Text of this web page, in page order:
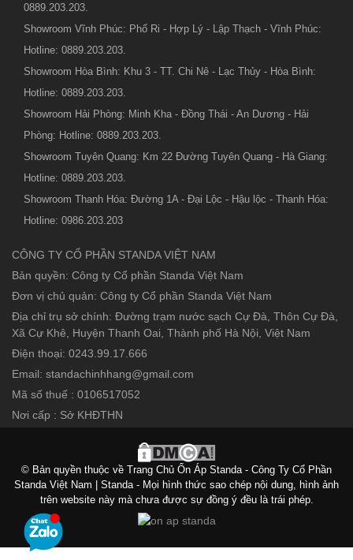
0889.203.203.
Showroom Vĩnh Phúc: Phố Ri - Hợp Lý - Lập Thạch - Vĩnh Phúc:
Hotline: 0889.203.203.
Showroom Hòa Bình: Khu 3 - TT. Chi Nê - Lạc Thủy - Hòa Bình:
Hotline: 0889.203.203.
Showroom Hải Phòng: Minh Kha - Đồng Thái - An Dương - Hải
Phòng: Hotline: 0889.203.203.
Showroom Tuyên Quang: Km 22 Đường Tuyên Quang - Hà Giang:
Hotline: 0889.203.203.
Showroom Thanh Hóa: Đường 1A - Đại Lộc - Hậu lộc - Thanh Hóa:
Hotline: 0986.203.203
CÔNG TY CỔ PHẦN STANDA VIỆT NAM
Bản quyền: Công ty Cổ phần Standa Việt Nam
Đơn vị chủ quản: Công ty Cổ phần Standa Việt Nam
Địa chỉ trụ sở chính: Đường trạm nước sạch Cự Đà, Thôn Cự Đà,
Xã Cự Khê, Huyện Thanh Oai, Thành phố Hà Nội, Việt Nam
Điện thoại: 0243.99.17.666
Email: standachinhhang@gmail.com
Mã số thuế : 0106517052
Nơi cấp : Sở KHĐTHN
© Bản quyền thuộc về Trang Chủ Ổn Áp Standa - Công Ty Cổ Phần
Standa Việt Nam | Standa - Mọi hình thức sao chép nội dung, hình ảnh
trên website này mà chưa được sự đồng ý đều là trái phép.